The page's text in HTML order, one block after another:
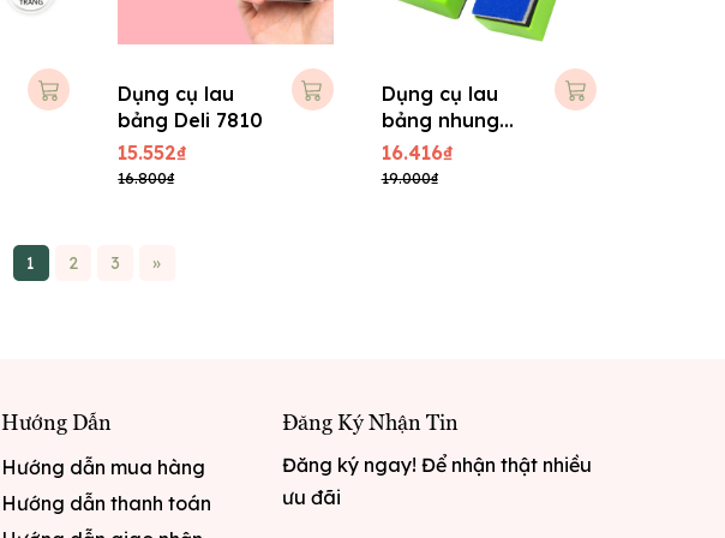
Dụng cụ lau
bảng Deli 7810
15.552₫
16.800₫
Dụng cụ lau
bảng nhung
Xukiva 219
16.416₫
19.000₫
1 2 3 »
Hướng Dẫn
Hướng dẫn mua hàng
Hướng dẫn thanh toán
Đăng Ký Nhận Tin
Đăng ký ngay! Để nhận thật nhiều
ưu đãi